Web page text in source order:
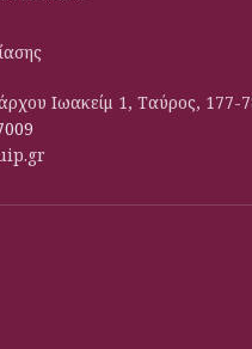
Ιωακείμ 1, Ταύρος, 177-